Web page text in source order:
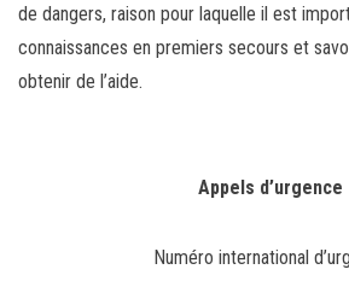
de dangers, raison pour laquelle il est
connaissances en premiers secours et
obtenir de l’aide.
Appels d’urgence
Numéro international